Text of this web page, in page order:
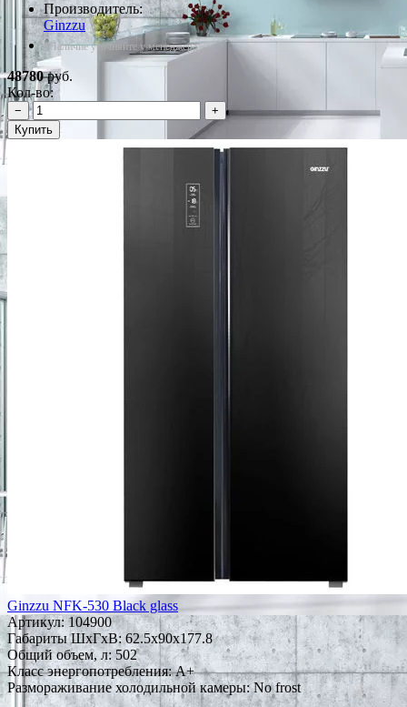
Производитель:
Ginzzu
*Наличие уточняйте у менеджера
48780руб.
Кол-во:
−
+
Купить
Ginzzu NFK-530 Black glass
Артикул:104900
Габариты ШxГxВ: 62.5x90x177.8
Общий объем, л: 502
Класс энергопотребления: A+
Размораживание холодильной камеры: No frost